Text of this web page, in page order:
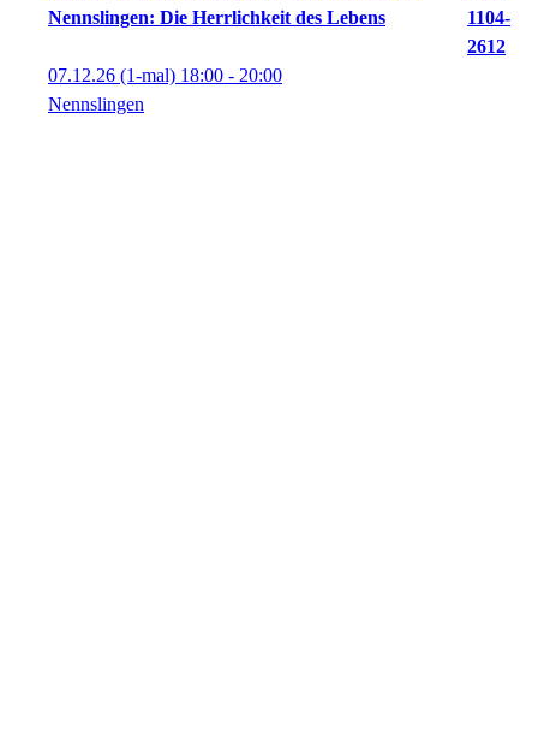
Nennslingen: Die Herrlichkeit des Lebens
1104-
2612
07.12.26 (1-mal) 18:00 - 20:00
Nennslingen